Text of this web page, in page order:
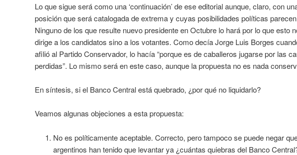
Lo que sigue será como una ‘continuación’ de ese editorial aunque, claro, con
posición que será catalogada de extrema y cuyas posibilidades políticas
Ninguno de los que resulte nuevo presidente en Octubre lo hará por lo que esto
dirige a los candidatos sino a los votantes. Como decía Jorge Luis Borges
afilió al Partido Conservador, lo hacía “porque es de caballeros jugarse por las
perdidas”. Lo mismo será en este caso, aunque la propuesta no es nada
En síntesis, si el Banco Central está quebrado, ¿por qué no liquidarlo?
Veamos algunas objeciones a esta propuesta:
No es políticamente aceptable. Correcto, pero tampoco se puede negar
argentinos han tenido que levantar ya ¿cuántas quiebras del Banco